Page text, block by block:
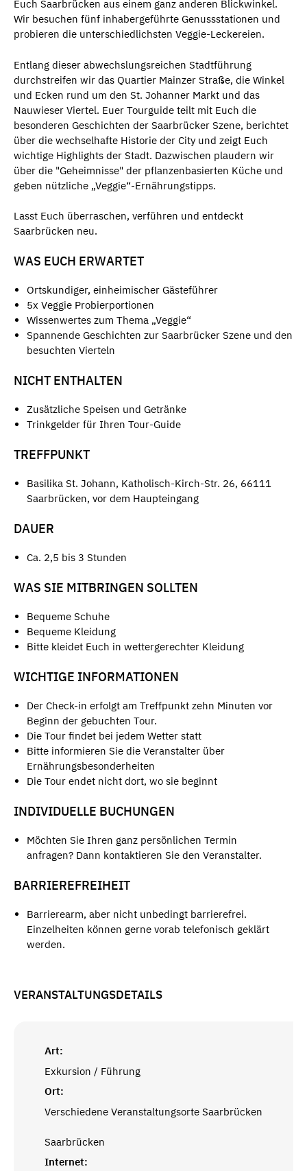
Euch Saarbrücken aus einem ganz anderen Blickwinkel.
Wir besuchen fünf inhabergeführte Genussstationen und
probieren die unterschiedlichsten Veggie-Leckereien.
Entlang dieser abwechslungsreichen Stadtführung
durchstreifen wir das Quartier Mainzer Straße, die Winkel
und Ecken rund um den St. Johanner Markt und das
Nauwieser Viertel. Euer Tourguide teilt mit Euch die
besonderen Geschichten der Saarbrücker Szene, berichtet
über die wechselhafte Historie der City und zeigt Euch
wichtige Highlights der Stadt. Dazwischen plaudern wir
über die "Geheimnisse" der pflanzenbasierten Küche und
geben nützliche „Veggie“-Ernährungstipps.
Lasst Euch überraschen, verführen und entdeckt
Saarbrücken neu.
WAS EUCH ERWARTET
Ortskundiger, einheimischer Gästeführer
5x Veggie Probierportionen
Wissenwertes zum Thema „Veggie“
Spannende Geschichten zur Saarbrücker Szene und den
besuchten Vierteln
NICHT ENTHALTEN
Zusätzliche Speisen und Getränke
Trinkgelder für Ihren Tour-Guide
TREFFPUNKT
Basilika St. Johann, Katholisch-Kirch-Str. 26, 66111
Saarbrücken, vor dem Haupteingang
DAUER
Ca. 2,5 bis 3 Stunden
WAS SIE MITBRINGEN SOLLTEN
Bequeme Schuhe
Bequeme Kleidung
Bitte kleidet Euch in wettergerechter Kleidung
WICHTIGE INFORMATIONEN
Der Check-in erfolgt am Treffpunkt zehn Minuten vor
Beginn der gebuchten Tour.
Die Tour findet bei jedem Wetter statt
Bitte informieren Sie die Veranstalter über
Ernährungsbesonderheiten
Die Tour endet nicht dort, wo sie beginnt
INDIVIDUELLE BUCHUNGEN
Möchten Sie Ihren ganz persönlichen Termin
anfragen? Dann kontaktieren Sie den Veranstalter.
BARRIEREFREIHEIT
Barrierearm, aber nicht unbedingt barrierefrei.
Einzelheiten können gerne vorab telefonisch geklärt
werden.
VERANSTALTUNGSDETAILS
Art:
Exkursion / Führung
Ort:
Verschiedene Veranstaltungsorte Saarbrücken
Saarbrücken
Internet: